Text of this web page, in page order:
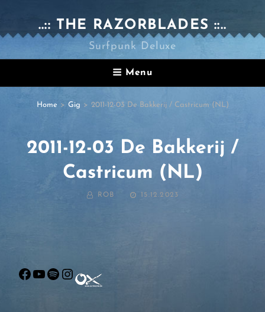
..:: THE RAZORBLADES ::..
Surfpunk Deluxe
Menu
Home > Gig > 2011-12-03 De Bakkerij / Castricum (NL)
2011-12-03 De Bakkerij /
Castricum (NL)
BY ROB
POSTED
15.12.2023
Facebook
YouTube
Spotify
Instagram